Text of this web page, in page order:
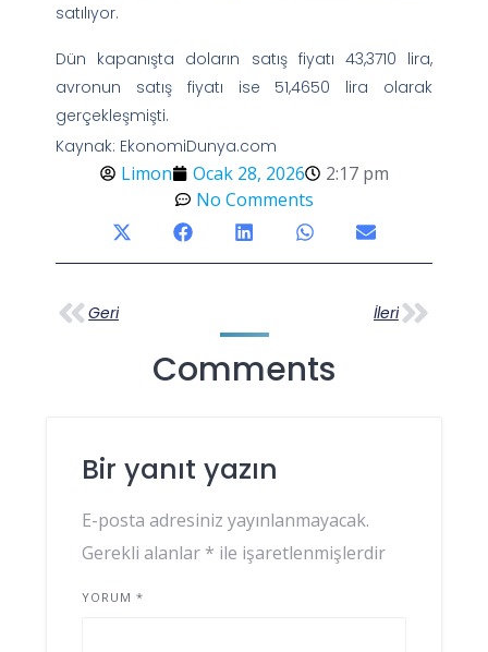
satılıyor.
Dün kapanışta doların satış fiyatı 43,3710 lira,
avronun satış fiyatı ise 51,4650 lira olarak
gerçekleşmişti.
Kaynak: EkonomiDunya.com
Limon Ocak 28, 2026
2:17 pm
No Comments
Geri İleri
Comments
Bir yanıt yazın
E-posta adresiniz yayınlanmayacak.
Gerekli alanlar * ile işaretlenmişlerdir
YORUM *